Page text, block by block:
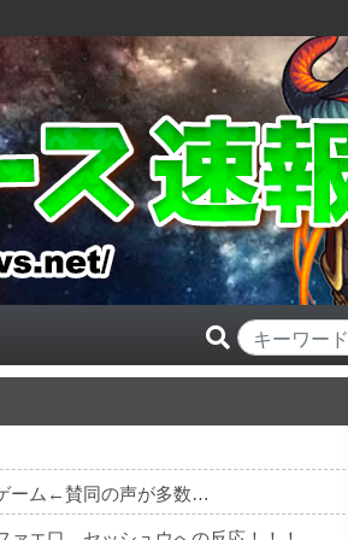
ーム←賛同の声が多数…